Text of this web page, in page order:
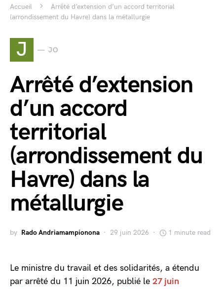
Accueil
Arrêté d’extension d’un accord territorial
(arrondissement du Havre) dans la métallurgie
J JO
Arrêté d’extension
d’un accord
territorial
(arrondissement du
Havre) dans la
métallurgie
by Rado Andriamampionona 29 juin 2026 1 minute read
Le ministre du travail et des solidarités, a étendu
par arrêté du 11 juin 2026, publié le 27 juin